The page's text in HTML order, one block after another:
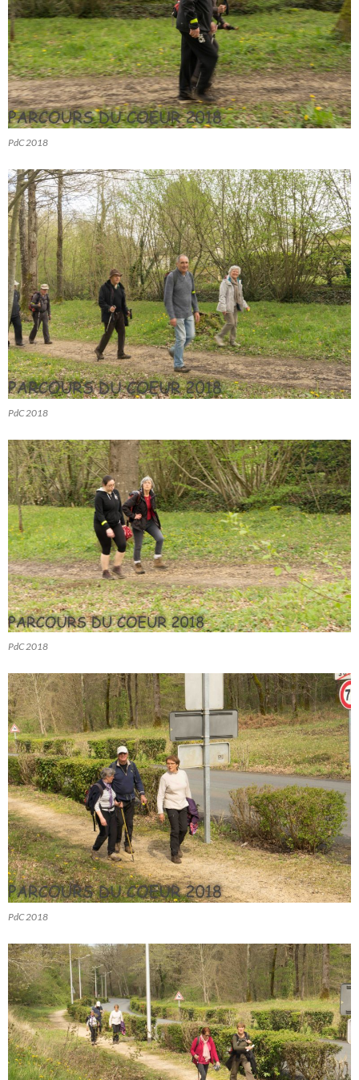
PdC 2018
PdC 2018
PdC 2018
PdC 2018